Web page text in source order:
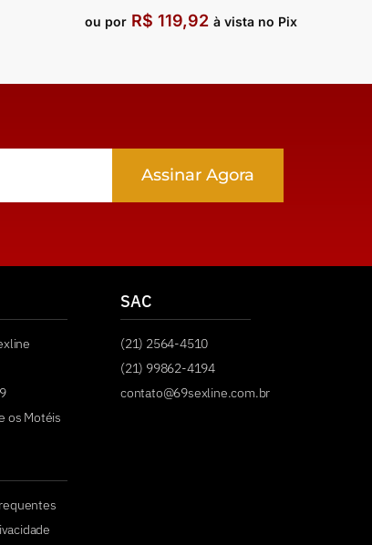
ou por R$ 119,92 à vista no Pix
Assinar Agora
os Motéis
SAC
(21) 2564-4510
(21) 99862-4194
contato@69sexline.com.br